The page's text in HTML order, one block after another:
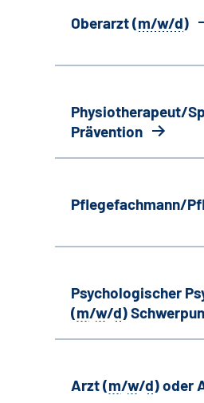
Oberarzt (m/w/d)
Physiotherapeut/
Prävention
Pflegefachmann/
Psychologischer
(m/w/d)
Arzt (m/w/d) oder